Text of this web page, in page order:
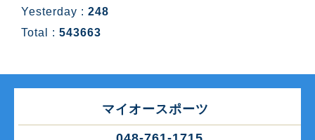
Yesterday : 248
Total : 543663
マイオースポーツ